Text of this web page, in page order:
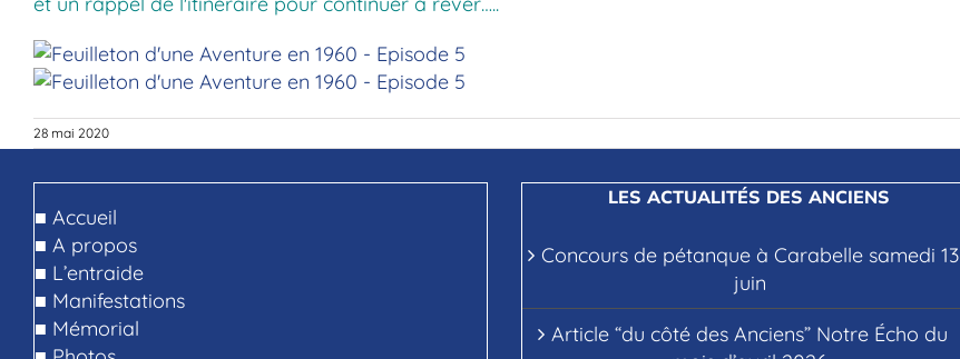
28 mai 2020
■ Accueil
■ A propos
■ L’entraide
■ Manifestations
■ Mémorial
LES ACTUALITÉS DES ANCIENS
Concours de pétanque à Carabelle samedi 13
juin
Article “du côté des Anciens” Notre Écho du